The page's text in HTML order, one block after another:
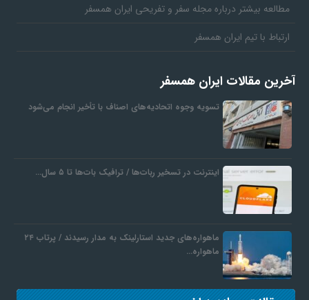
مطالعه بیشتر درباره مجله سفر و تفریحی ایران همسفر
ارتباط با تیم ایران همسفر
آخرین مقالات ایران همسفر
تسویه وجوه اتحادیه‌های اصناف با تأخیر انجام می‌شود
اینترنت در تسخیر ربات‌ها / ترافیک بات‌ها تا ۵ سال…
ماهواره‌های جدید استارلینک به مدار رسیدند / پرتاب ۲۴
ماهواره…